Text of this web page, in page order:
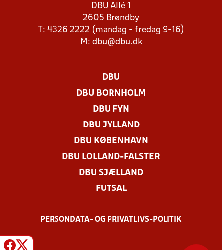
DBU Allé 1
2605 Brøndby
T: 4326 2222 (mandag - fredag 9-16)
M: dbu@dbu.dk
DBU
DBU BORNHOLM
DBU FYN
DBU JYLLAND
DBU KØBENHAVN
DBU LOLLAND-FALSTER
DBU SJÆLLAND
FUTSAL
PERSONDATA- OG PRIVATLIVS-POLITIK